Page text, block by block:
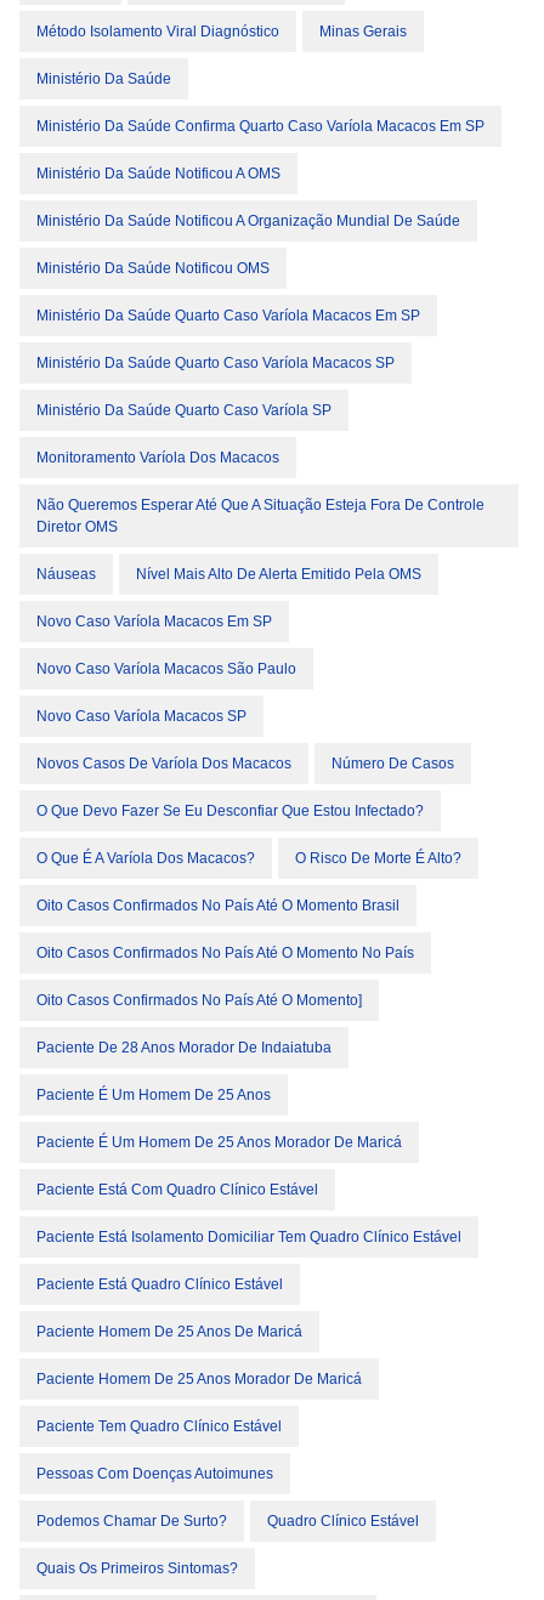
Método Isolamento Viral Diagnóstico Minas Gerais
Ministério Da Saúde
Ministério Da Saúde Confirma Quarto Caso Varíola Macacos Em SP
Ministério Da Saúde Notificou A OMS
Ministério Da Saúde Notificou A Organização Mundial De Saúde
Ministério Da Saúde Notificou OMS
Ministério Da Saúde Quarto Caso Varíola Macacos Em SP
Ministério Da Saúde Quarto Caso Varíola Macacos SP
Ministério Da Saúde Quarto Caso Varíola SP
Monitoramento Varíola Dos Macacos
Não Queremos Esperar Até Que A Situação Esteja Fora De Controle
Diretor OMS
Náuseas Nível Mais Alto De Alerta Emitido Pela OMS
Novo Caso Varíola Macacos Em SP
Novo Caso Varíola Macacos São Paulo
Novo Caso Varíola Macacos SP
Novos Casos De Varíola Dos Macacos Número De Casos
O Que Devo Fazer Se Eu Desconfiar Que Estou Infectado?
O Que É A Varíola Dos Macacos? O Risco De Morte É Alto?
Oito Casos Confirmados No País Até O Momento Brasil
Oito Casos Confirmados No País Até O Momento No País
Oito Casos Confirmados No País Até O Momento]
Paciente De 28 Anos Morador De Indaiatuba
Paciente É Um Homem De 25 Anos
Paciente É Um Homem De 25 Anos Morador De Maricá
Paciente Está Com Quadro Clínico Estável
Paciente Está Isolamento Domiciliar Tem Quadro Clínico Estável
Paciente Está Quadro Clínico Estável
Paciente Homem De 25 Anos De Maricá
Paciente Homem De 25 Anos Morador De Maricá
Paciente Tem Quadro Clínico Estável
Pessoas Com Doenças Autoimunes
Podemos Chamar De Surto? Quadro Clínico Estável
Quais Os Primeiros Sintomas?